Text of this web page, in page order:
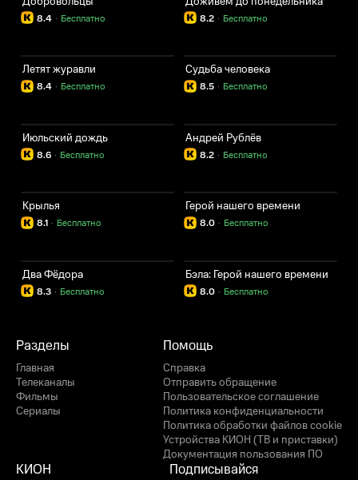
8.4 Бесплатно
· 8.2 Бесплатно
·
Летят журавли
8.4 Бесплатно
·
Судьба человека
8.5 Бесплатно
·
Июльский дождь
8.6 Бесплатно
·
Андрей Рублёв
8.2 Бесплатно
·
Крылья
8.1 Бесплатно
·
Герой нашего времени
8.0 Бесплатно
·
Два Фёдора
8.3 Бесплатно
·
Бэла: Герой нашего времени
8.0 Бесплатно
·
Разделы
Главная
Телеканалы
Фильмы
Сериалы
Помощь
Справка
Отправить обращение
Пользовательское соглашение
Политика конфиденциальности
Политика обработки файлов cookie
Устройства КИОН (ТВ и приставки)
Документация пользования ПО
КИОН Подписывайся